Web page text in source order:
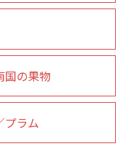
国の果物
プラム